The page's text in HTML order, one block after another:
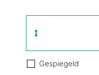
Gespiegeld